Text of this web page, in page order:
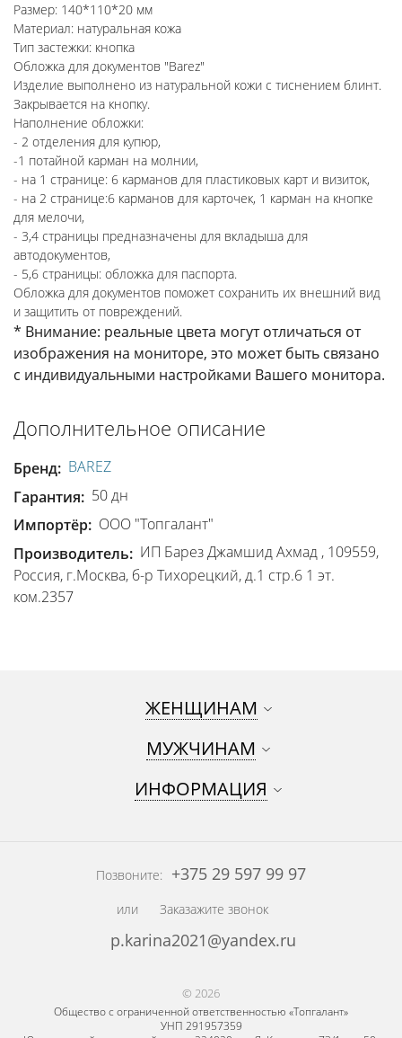
Размер: 140*110*20 мм
Материал: натуральная кожа
Тип застежки: кнопка
Обложка для документов "Barez"
Изделие выполнено из натуральной кожи с тиснением блинт.
Закрывается на кнопку.
Наполнение обложки:
- 2 отделения для купюр,
-1 потайной карман на молнии,
- на 1 странице: 6 карманов для пластиковых карт и визиток,
- на 2 странице:6 карманов для карточек, 1 карман на кнопке
для мелочи,
- 3,4 страницы предназначены для вкладыша для
автодокументов,
- 5,6 страницы: обложка для паспорта.
Обложка для документов поможет сохранить их внешний вид
и защитить от повреждений.
* Внимание: реальные цвета могут отличаться от
изображения на мониторе, это может быть связано
с индивидуальными настройками Вашего монитора.
Дополнительное описание
Бренд: BAREZ
Гарантия: 50 дн
Импортёр: ООО "Топгалант"
Производитель: ИП Барез Джамшид Ахмад , 109559,
Россия, г.Москва, б-р Тихорецкий, д.1 стр.6 1 эт.
ком.2357
ЖЕНЩИНАМ
МУЖЧИНАМ
ИНФОРМАЦИЯ
Позвоните: +375 29 597 99 97
или Заказажите звонок
p.karina2021@yandex.ru
© 2026
Общество с ограниченной ответственностью «Топгалант»
УНП 291957359